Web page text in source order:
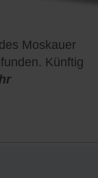
Moskauer
Künftig